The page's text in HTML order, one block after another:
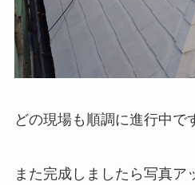
どの現場も順調に進行中で
また完成しましたら写真ア